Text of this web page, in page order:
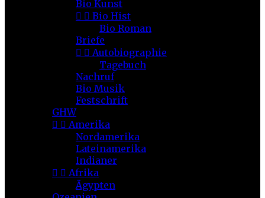
Bio Kunst
  Bio Hist
Bio Roman
Briefe
  Autobiographie
Tagebuch
Nachruf
Bio Musik
Festschrift
GHW
  Amerika
Nordamerika
Lateinamerika
Indianer
  Afrika
Ägypten